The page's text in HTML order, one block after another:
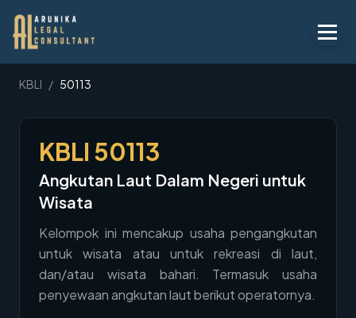
Layanan
Peraturan
KBLI
Tentang
Penawaran
Blog
KBLI / 50113
KBLI 50113
Angkutan Laut Dalam Negeri untuk
Wisata
Kelompok ini mencakup usaha pengangkutan
untuk wisata atau untuk rekreasi di laut,
dan/atau wisata bahari. Termasuk usaha
penyewaan angkutan laut berikut operatornya.